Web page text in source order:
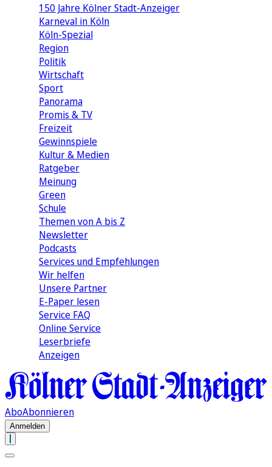
150 Jahre Kölner Stadt-Anzeiger
Karneval in Köln
Köln-Spezial
Region
Politik
Wirtschaft
Sport
Panorama
Promis & TV
Freizeit
Gewinnspiele
Kultur & Medien
Ratgeber
Meinung
Green
Schule
Themen von A bis Z
Newsletter
Podcasts
Services und Empfehlungen
Wir helfen
Unsere Partner
E-Paper lesen
Service FAQ
Online Service
Leserbriefe
Anzeigen
AboAbonnieren
Anmelden